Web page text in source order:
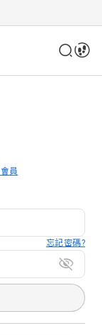
員
忘記密碼?